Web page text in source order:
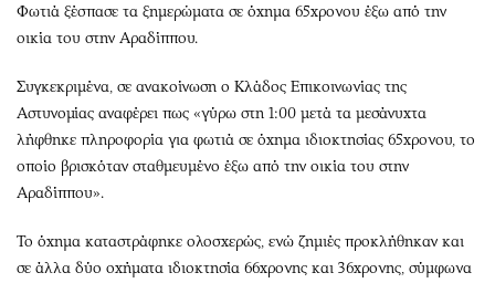
Θέατρο-Χορός
Εικαστικά
Βιβλίο
Χειρόγραφα
Podcasts
Προσφορές
Προσωπικότητες στην ''Κ''
Επιστολές
Φωτιά ξέσπασε τα ξημερώματα σε όχημα 65χρονου έξω από την
οικία του στην Αραδίππου.
Συγκεκριμένα, σε ανακοίνωση ο Κλάδος Επικοινωνίας της
Αστυνομίας αναφέρει πως «γύρω στη 1:00 μετά τα μεσάνυχτα
λήφθηκε πληροφορία για φωτιά σε όχημα ιδιοκτησίας 65χρονου, το
οποίο βρισκόταν σταθμευμένο έξω από την οικία του στην
Αραδίππου».
Το όχημα καταστράφηκε ολοσχερώς, ενώ ζημιές προκλήθηκαν και
σε άλλα δύο οχήματα ιδιοκτησία 66χρονης και 36χρονης, σύμφωνα